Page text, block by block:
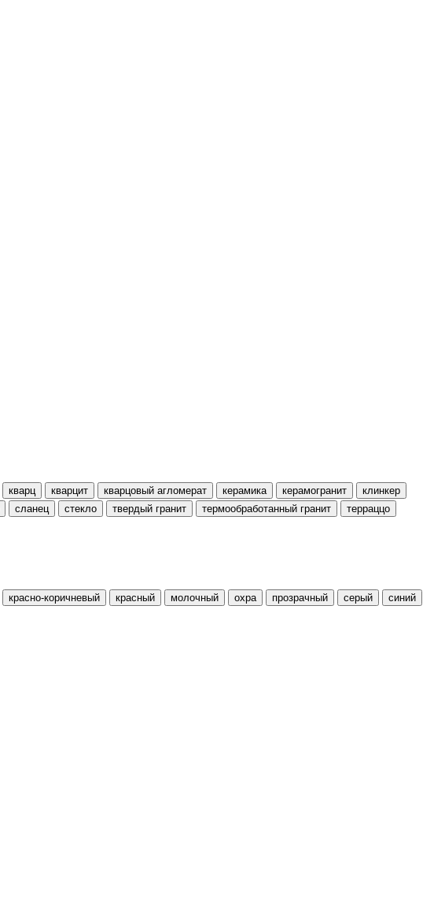
кварц кварцит кварцовый агломерат керамика керамогранит
клинкер
сланец стекло твердый гранит термообработанный гранит
терраццо
красно-коричневый красный молочный охра прозрачный серый
синий